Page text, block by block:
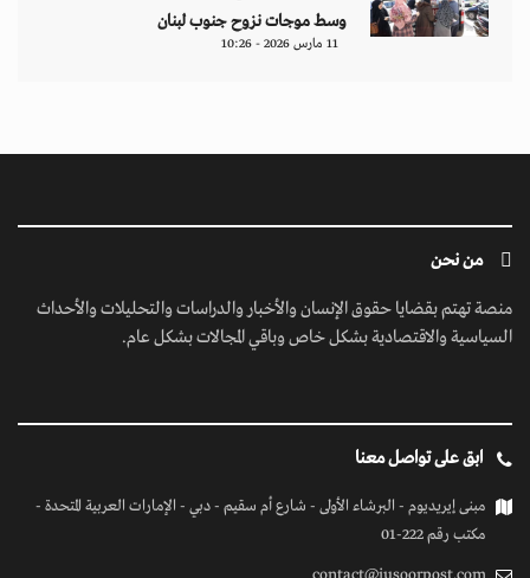
وسط موجات نزوح جنوب لبنان
11 مارس 2026 - 10:26
من نحن
منصة تهتم بقضايا حقوق الإنسان والأخبار والدراسات والتحليلات والأحداث
السياسية والاقتصادية بشكل خاص وباقي المجالات بشكل عام.
ابق على تواصل معنا
مبنى إيريديوم - البرشاء الأولى - شارع أم سقيم - دبي - الإمارات العربية المتحدة -
مكتب رقم 222-01